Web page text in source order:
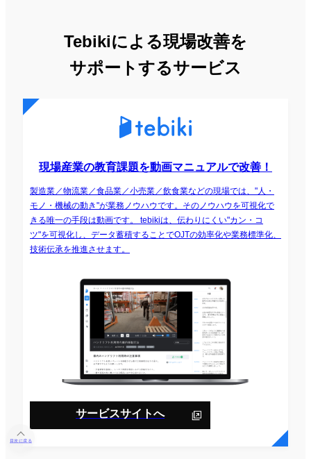
Tebikiによる現場改善を
サポートするサービス
現場産業の教育課題を動画マニュアルで改善！
製造業／物流業／食品業／小売業／飲食業などの現場では、"人・
モノ・機械の動き"が業務ノウハウです。そのノウハウを可視化で
きる唯一の手段は動画です。 tebikiは、伝わりにくい"カン・コ
ツ"を可視化し、データ蓄積することでOJTの効率化や業務標準化、
技術伝承を推進させます。
サービスサイトへ
目次に戻る